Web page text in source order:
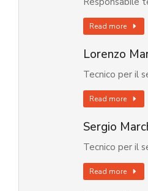
Read more
Lorenzo
Tecnico per il
Read more
Sergio
Tecnico per il
Read more